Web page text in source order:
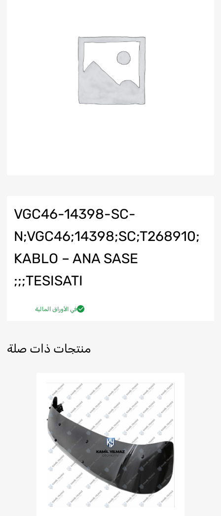
VGC46-14398-SC-
N;VGC46;14398;SC;T268910;
KABLO – ANA SASE
TESISATI;;;
في الأوراق المالية
منتجات ذات صلة